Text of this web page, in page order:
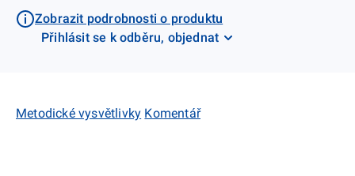
Zobrazit podrobnosti o produktu
Přihlásit se k odběru, objednat
Metodické vysvětlivky Komentář